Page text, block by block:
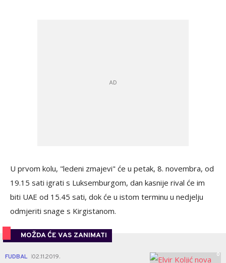
U prvom kolu, "ledeni zmajevi" će u petak, 8. novembra, od
19.15 sati igrati s Luksemburgom, dan kasnije rival će im
biti UAE od 15.45 sati, dok će u istom terminu u nedjelju
odmjeriti snage s Kirgistanom.
MOŽDA ĆE VAS ZANIMATI
FUDBAL 02.11.2019. 0